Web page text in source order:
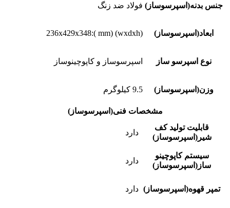
جنس بدنه(اسپرسوساز) فولاد ضد زنگ
ابعاد(اسپرسوساز) (wxdxh) (mm ):236x429x348
نوع اسپرسو ساز اسپرسوساز و کاپوچینوساز
وزن(اسپرسوساز) 9.5 کیلوگرم
مشخصات فنی(اسپرسوساز)
قابلیت تولید کف
شیر(اسپرسوساز)
دارد
سیستم کاپوچینو
ساز(اسپرسوساز)
دارد
تمپر قهوه(اسپرسوساز) دارد